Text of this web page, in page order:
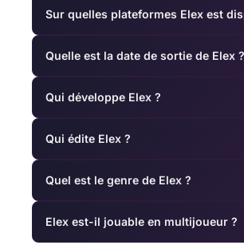
Sur quelles plateformes Elex est
Quelle est la date de sortie de Elex ?
Qui développe Elex ?
Qui édite Elex ?
Quel est le genre de Elex ?
Elex est-il jouable en multijoueur ?
Duke Nukem